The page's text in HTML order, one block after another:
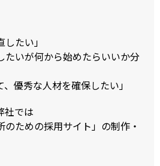
たい」
たいが何から始めたらいいか分
、優秀な人材を確保したい」
社では
のための採用サイト」の制作・